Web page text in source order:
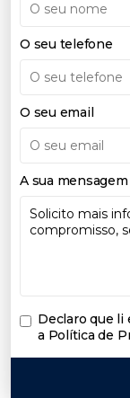
O seu telefone
O seu email
A sua mensagem
Declaro que li
a Política de